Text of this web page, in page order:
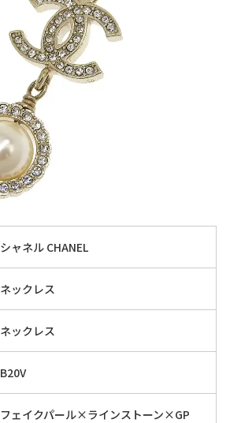
シャネル CHANEL
ネックレス
ネックレス
B20V
フェイクパール×ラインストーン×GP